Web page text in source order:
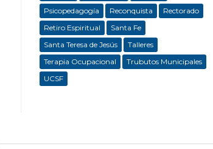
Psicopedagogía
Reconquista
Rectorado
Retiro Espiritual
Santa Fe
Santa Teresa de Jesús
Talleres
Terapia Ocupacional
Trubutos Municipales
UCSF